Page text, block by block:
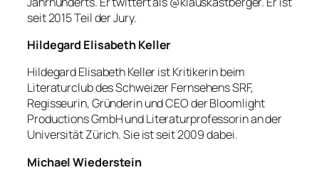
seit 2015 Teil der Jury.
Hildegard Elisabeth Keller
Hildegard Elisabeth Keller ist Kritikerin beim
Literaturclub des Schweizer Fernsehens SRF,
Regisseurin, Gründerin und CEO der Bloomlight
Productions GmbH und Literaturprofessorin an der
Universität Zürich. Sie ist seit 2009 dabei.
Michael Wiederstein